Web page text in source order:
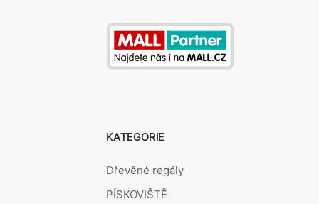
KATEGORIE
Dřevěné regály
PÍSKOVIŠTĚ